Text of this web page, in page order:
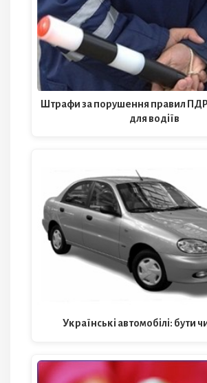
Штрафи за порушення правил
для водіїв
Українські автомобілі: бути